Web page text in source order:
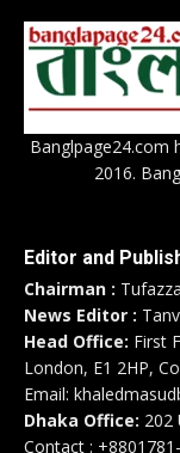
Banglpage24.com
2016.
Editor and
Chairman :
News Editor :
Head Office: First
London, E1 2HP,
Email:
Dhaka Office: 202
Contact :